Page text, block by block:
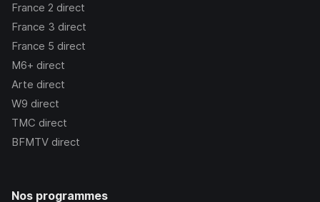
France 2 direct
France 3 direct
France 5 direct
M6+ direct
Arte direct
W9 direct
TMC direct
BFMTV direct
Nos programmes